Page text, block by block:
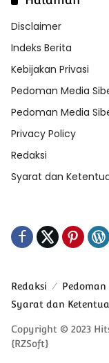
Disclaimer
Indeks Berita
Kebijakan Privasi
Pedoman Media
Pedoman Media
Privacy Policy
Redaksi
Syarat dan
Redaksi
Syarat dan
Copyright © 2023
{RZSoft}